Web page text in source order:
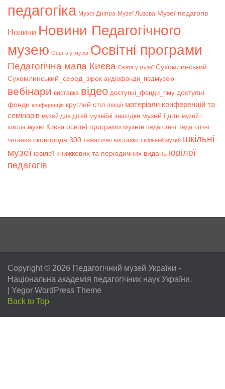
педагогіка Музеї Дніпра Музеї Львова Музеї педагогів
Новини Новини Педагогічного
музею Освіта у музеї Освітні програми
Педагогічна мапа Києва Свята у музеї Сухомлинський
Сухомлинський_серед_зірок аудіофонди_педмузею
вебінари виставка відео доступні_фонди_пму доступні
фонди конференція круглий стіл лекції матеріали конференцій та
семінарів музей для дітей музейні знахідки музей і діти музей і
школа музеї Києва освітні програми музеїв педагогині педагогічні
читання сковорода 300 тематичні виставки шкільний музей шкільні
музеї ювілеї книжкових та періодичних видань ювілеї
педагогів
Copyright © 2026 Педагогічний музей України -
Національна академія педагогічних наук України.
Yegor WordPress Theme
Back to Top